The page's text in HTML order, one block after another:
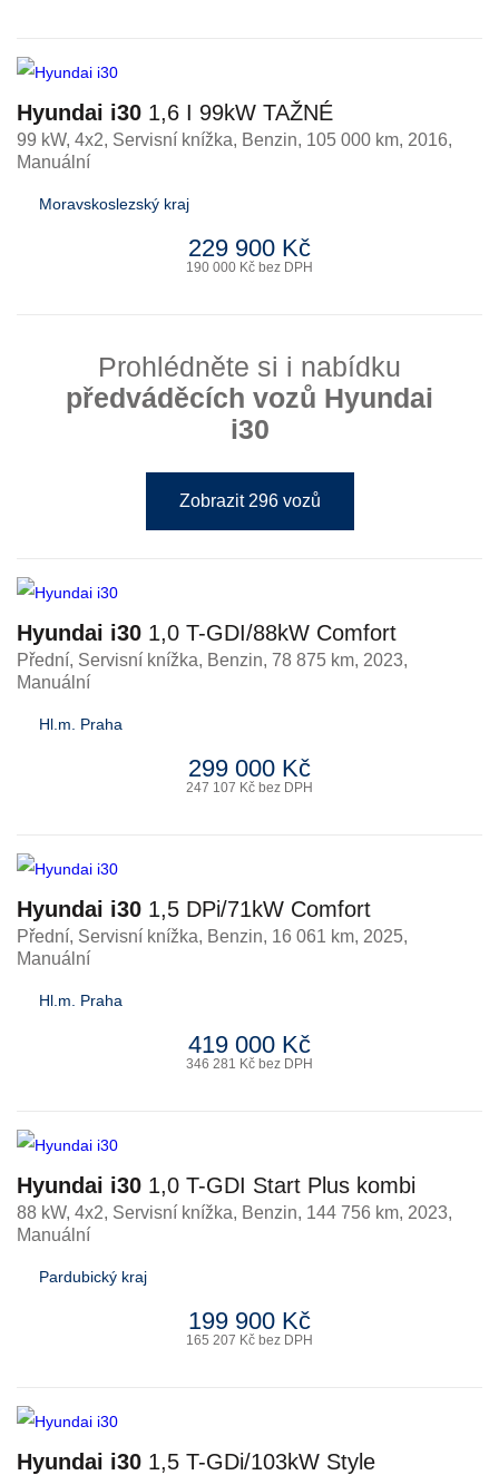
Hyundai i30 1,6 I 99kW TAŽNÉ
99 kW, 4x2, Servisní knížka, Benzin, 105 000 km, 2016,
Manuální
Moravskoslezský kraj
229 900 Kč
190 000 Kč bez DPH
Prohlédněte si i nabídku
předváděcích vozů Hyundai
i30
Zobrazit 296 vozů
Hyundai i30 1,0 T-GDI/88kW Comfort
Přední, Servisní knížka, Benzin, 78 875 km, 2023,
Manuální
Hl.m. Praha
299 000 Kč
247 107 Kč bez DPH
Hyundai i30 1,5 DPi/71kW Comfort
Přední, Servisní knížka, Benzin, 16 061 km, 2025,
Manuální
Hl.m. Praha
419 000 Kč
346 281 Kč bez DPH
Hyundai i30 1,0 T-GDI Start Plus kombi
88 kW, 4x2, Servisní knížka, Benzin, 144 756 km, 2023,
Manuální
Pardubický kraj
199 900 Kč
165 207 Kč bez DPH
Hyundai i30 1,5 T-GDi/103kW Style